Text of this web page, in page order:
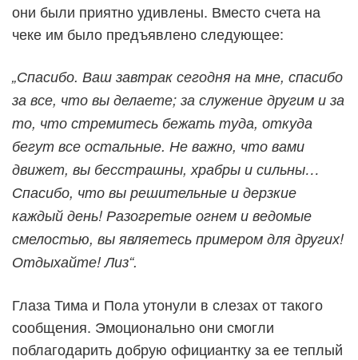
они были приятно удивлены. Вместо счета на
чеке им было предъявлено следующее:
„Спасибо. Ваш завтрак сегодня на мне, спасибо
за все, что вы делаете; за служение другим и за
то, что стремитесь бежать туда, откуда
бегут все остальные. Не важно, что вами
движет, вы бесстрашны, храбры и сильны…
Спасибо, что вы решительные и дерзкие
каждый день! Разогретые огнем и ведомые
смелостью, вы являетесь примером для других!
Отдыхайте! Лиз“.
Глаза Тима и Пола утонули в слезах от такого
сообщения. Эмоционально они смогли
поблагодарить добрую официантку за ее теплый